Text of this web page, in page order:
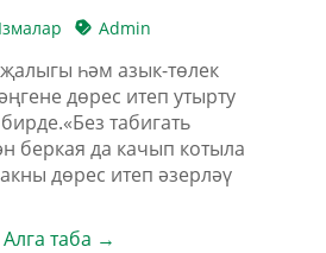
Admin
һәм азык-төлек
дөрес итеп утырту
табигать
беркая да качып котыла
дөрес итеп әзерләү
Алга таба →